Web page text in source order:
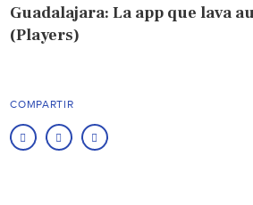
Guadalajara: La app que lava
(Players)
COMPARTIR